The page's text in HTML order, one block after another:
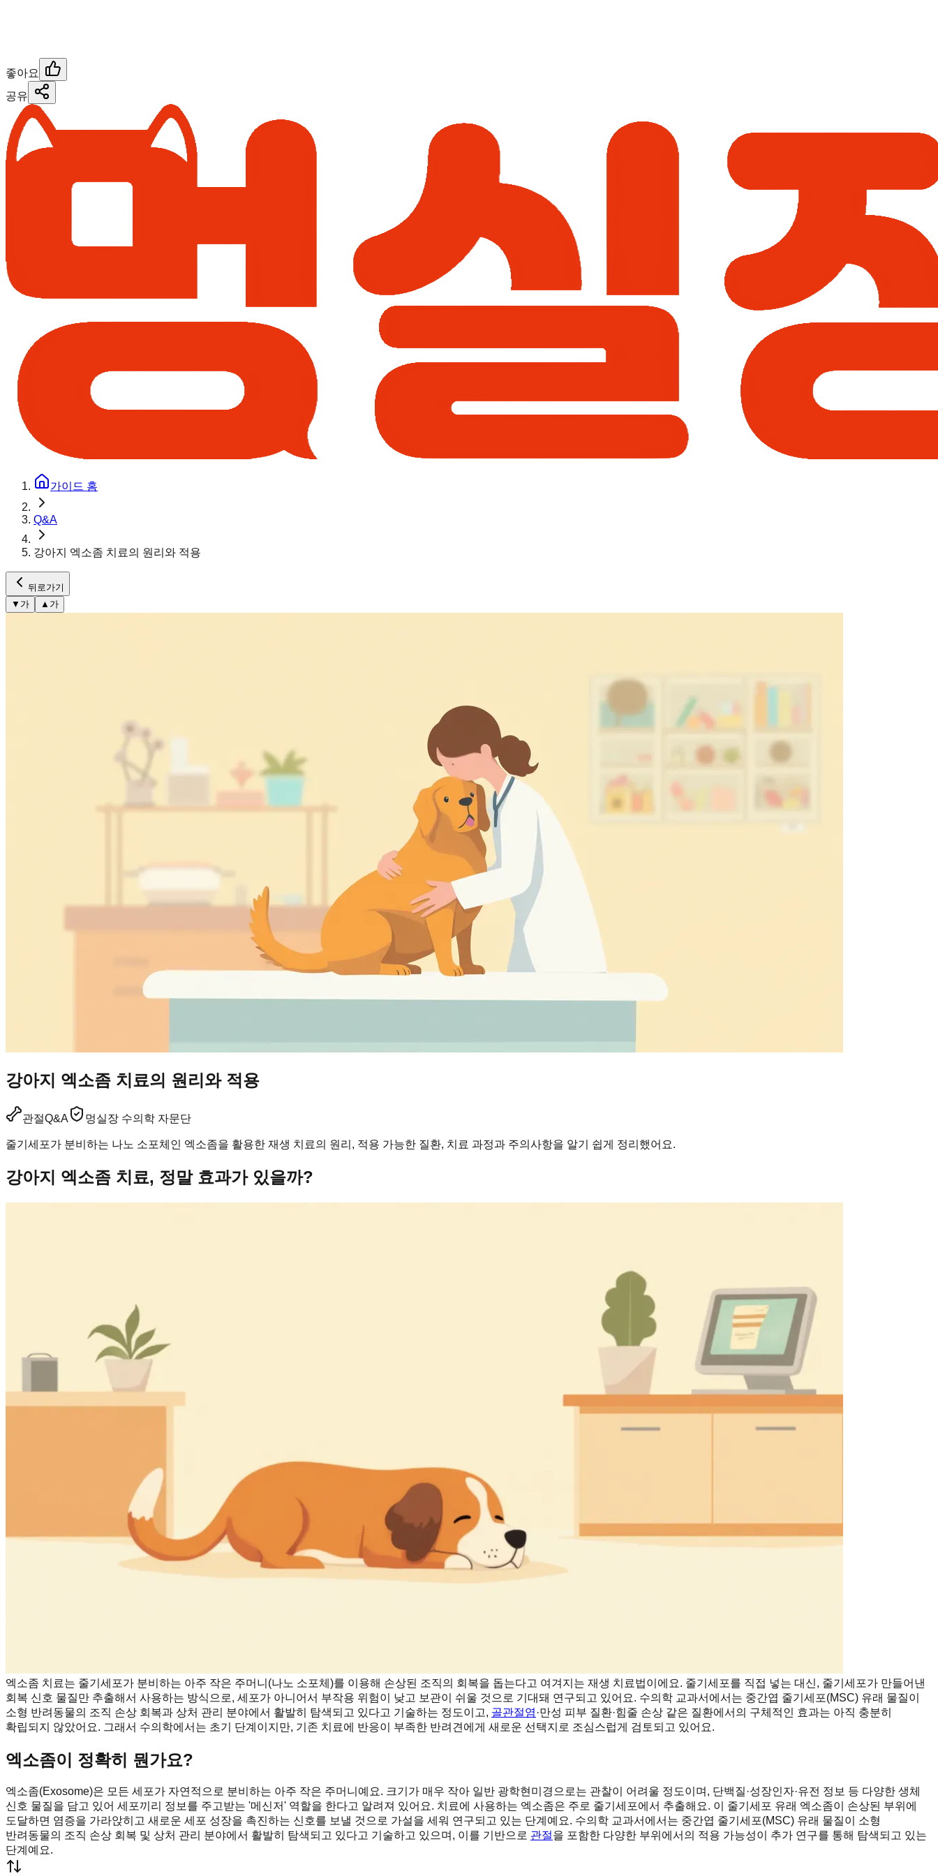
좋아요
공유
가이드 홈
Q&A
강아지 엑소좀 치료의 원리와 적용
뒤로가기
▼ 가 ▲ 가
강아지 엑소좀 치료의 원리와 적용
관절Q&A 멍실장 수의학 자문단
줄기세포가 분비하는 나노 소포체인 엑소좀을 활용한 재생 치료의 원리, 적용 가능한 질환, 치료 과정과 주의사항을 알기 쉽게 정리했어요.
강아지 엑소좀 치료, 정말 효과가 있을까?
엑소좀 치료는 줄기세포가 분비하는 아주 작은 주머니(나노 소포체)를 이용해 손상된 조직의 회복을 돕는다고 여겨지는 재생 치료법이에요. 줄기세포를 직접 넣는 대신, 줄기세포가 만들어낸
회복 신호 물질만 추출해서 사용하는 방식으로, 세포가 아니어서 부작용 위험이 낮고 보관이 쉬울 것으로 기대돼 연구되고 있어요. 수의학 교과서에서는 중간엽 줄기세포(MSC) 유래 물질이
소형 반려동물의 조직 손상 회복과 상처 관리 분야에서 활발히 탐색되고 있다고 기술하는 정도이고, 골관절염 ·만성 피부 질환·힘줄 손상 같은 질환에서의 구체적인 효과는 아직 충분히
확립되지 않았어요. 그래서 수의학에서는 초기 단계이지만, 기존 치료에 반응이 부족한 반려견에게 새로운 선택지로 조심스럽게 검토되고 있어요.
엑소좀이 정확히 뭔가요?
엑소좀(Exosome)은 모든 세포가 자연적으로 분비하는 아주 작은 주머니예요. 크기가 매우 작아 일반 광학현미경으로는 관찰이 어려울 정도이며, 단백질·성장인자·유전 정보 등 다양한 생체
신호 물질을 담고 있어 세포끼리 정보를 주고받는 '메신저' 역할을 한다고 알려져 있어요. 치료에 사용하는 엑소좀은 주로 줄기세포에서 추출해요. 이 줄기세포 유래 엑소좀이 손상된 부위에
도달하면 염증을 가라앉히고 새로운 세포 성장을 촉진하는 신호를 보낼 것으로 가설을 세워 연구되고 있는 단계예요. 수의학 교과서에서는 중간엽 줄기세포(MSC) 유래 물질이 소형
반려동물의 조직 손상 회복 및 상처 관리 분야에서 활발히 탐색되고 있다고 기술하고 있으며, 이를 기반으로 관절을 포함한 다양한 부위에서의 적용 가능성이 추가 연구를 통해 탐색되고 있는
단계예요.